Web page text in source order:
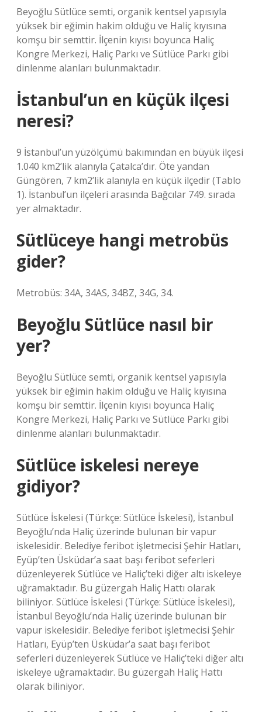
Beyoğlu Sütlüce semti, organik kentsel yapısıyla
yüksek bir eğimin hakim olduğu ve Haliç kıyısına
komşu bir semttir. İlçenin kıyısı boyunca Haliç
Kongre Merkezi, Haliç Parkı ve Sütlüce Parkı gibi
dinlenme alanları bulunmaktadır.
İstanbul’un en küçük ilçesi
neresi?
9 İstanbul’un yüzölçümü bakımından en büyük ilçesi
1.040 km2’lik alanıyla Çatalca’dır. Öte yandan
Güngören, 7 km2’lik alanıyla en küçük ilçedir (Tablo
1). İstanbul’un ilçeleri arasında Bağcılar 749. sırada
yer almaktadır.
Sütlüceye hangi metrobüs
gider?
Metrobüs: 34A, 34AS, 34BZ, 34G, 34.
Beyoğlu Sütlüce nasıl bir
yer?
Beyoğlu Sütlüce semti, organik kentsel yapısıyla
yüksek bir eğimin hakim olduğu ve Haliç kıyısına
komşu bir semttir. İlçenin kıyısı boyunca Haliç
Kongre Merkezi, Haliç Parkı ve Sütlüce Parkı gibi
dinlenme alanları bulunmaktadır.
Sütlüce iskelesi nereye
gidiyor?
Sütlüce İskelesi (Türkçe: Sütlüce İskelesi), İstanbul
Beyoğlu’nda Haliç üzerinde bulunan bir vapur
iskelesidir. Belediye feribot işletmecisi Şehir Hatları,
Eyüp’ten Üsküdar’a saat başı feribot seferleri
düzenleyerek Sütlüce ve Haliç’teki diğer altı iskeleye
uğramaktadır. Bu güzergah Haliç Hattı olarak
biliniyor. Sütlüce İskelesi (Türkçe: Sütlüce İskelesi),
İstanbul Beyoğlu’nda Haliç üzerinde bulunan bir
vapur iskelesidir. Belediye feribot işletmecisi Şehir
Hatları, Eyüp’ten Üsküdar’a saat başı feribot
seferleri düzenleyerek Sütlüce ve Haliç’teki diğer altı
iskeleye uğramaktadır. Bu güzergah Haliç Hattı
olarak biliniyor.